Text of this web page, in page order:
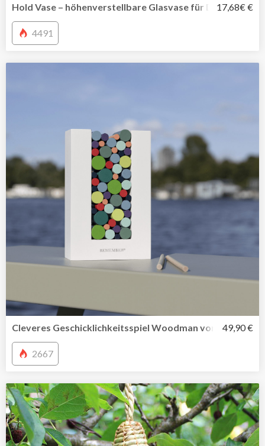
Hold Vase – höhenverstellbare Glasvase für Deine17,68€ €
4491
Cleveres Geschicklichkeitsspiel Woodman von 49,90 €
2667